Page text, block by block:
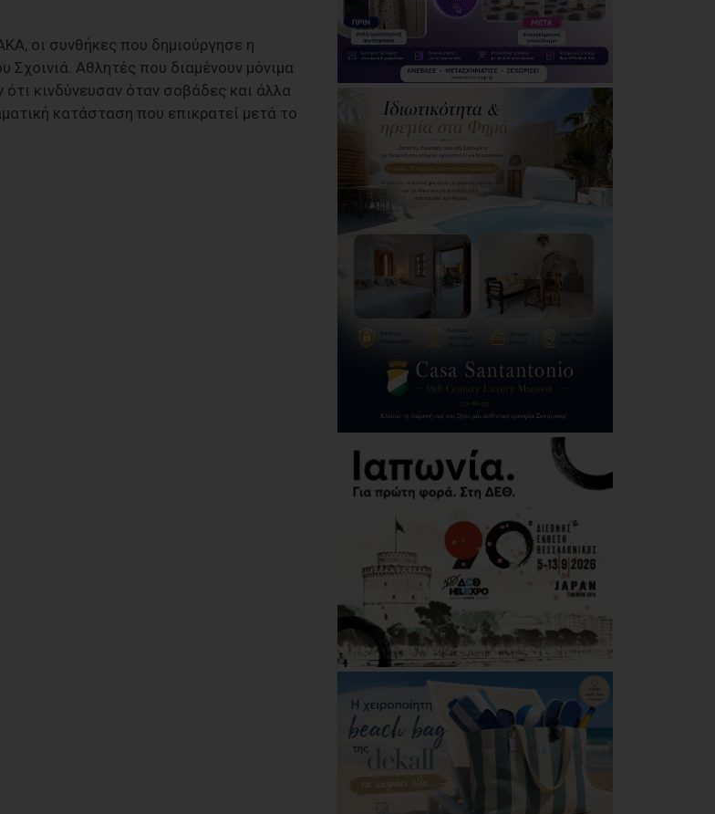
οι συνθήκες που δημιούργησε η
Αθλητές που διαμένουν μόνιμα
κινδύνευσαν όταν σοβάδες και άλλα
κατάσταση που επικρατεί μετά το
06/08/2026
Τσίρκας για την
αποχέτευση
Μαραθώνα: Το έργο
έχει πλέον εκτελεστεί
περίπου στο 80%
05/08/2026